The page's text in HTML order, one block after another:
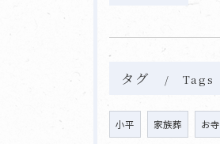
タグ Tags
小平 家族葬 お寺